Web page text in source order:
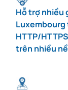
Hỗ trợ nhiều
Luxembourg
HTTP/
trên nhiều